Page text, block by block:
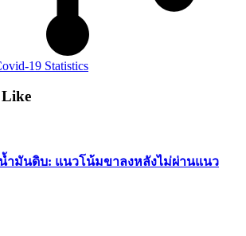
19 Statistics
ำมันดิบ: แนวโน้มขาลงหลังไม่ผ่านแนว